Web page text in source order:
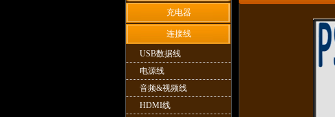
充电器
连接线
USB数据线
电源线
音频&视频线
HDMI线